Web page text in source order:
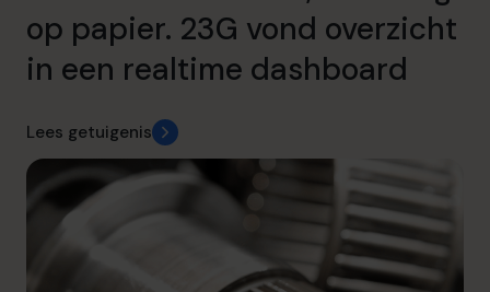
op papier. 23G vond overzicht
in een realtime dashboard
Lees getuigenis